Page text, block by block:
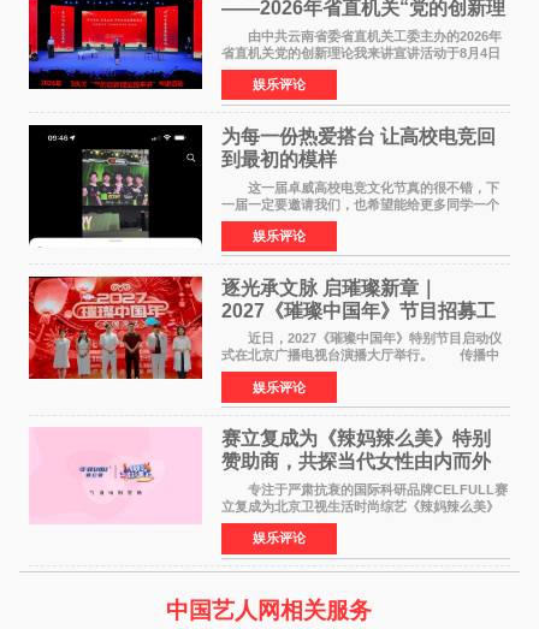
——2026年省直机关“党的创新理
论我来讲”宣讲活动圆满落幕
由中共云南省委省直机关工委主办的2026年
省直机关党的创新理论我来讲宣讲活动于8月4日
至5日在昆明举办。活动以 "牢记嘱托 感恩奋进
开创云南发展新局面 "为主题，坚持以新时代中国
特色社会主义
娱乐评论
为每一份热爱搭台 让高校电竞回
到最初的模样
这一届卓威高校电竞文化节真的很不错，下
一届一定要邀请我们，也希望能给更多同学一个
来到现场的机会。 2026卓威高校电竞文化节
已经落下帷幕，在活动结束后，仍有不少高校电
竞社负责人和现
娱乐评论
逐光承文脉 启璀璨新章｜
2027《璀璨中国年》节目招募工
作圆满启动
近日，2027《璀璨中国年》特别节目启动仪
式在北京广播电视台演播大厅举行。 传播中
华优秀传统文化，弘扬纯正国风艺术，打造高规
格、高质感、正能量的文艺盛典，是璀璨中国年
矢志不渝的初心
娱乐评论
赛立复成为《辣妈辣么美》特别
赞助商，共探当代女性由内而外
活力美
专注于严肃抗衰的国际科研品牌CELFULL赛
立复成为北京卫视生活时尚综艺《辣妈辣么美》
的特别赞助商,明星辣妈袁咏仪倾情参与，向广大
都市女性传递健康生活新主张，寄语当代女性在
家庭与自我之间
娱乐评论
中国艺人网相关服务